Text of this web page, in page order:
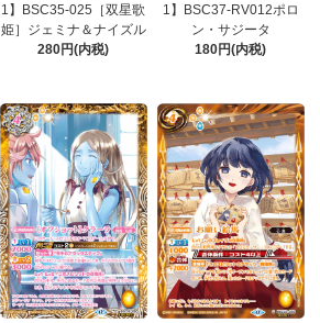
1】BSC35-025［双星歌
姫］ジェミナ＆ナイズル
280円(内税)
1】BSC37-RV012ポロ
ン・サジータ
180円(内税)